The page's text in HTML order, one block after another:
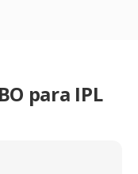
para IPL